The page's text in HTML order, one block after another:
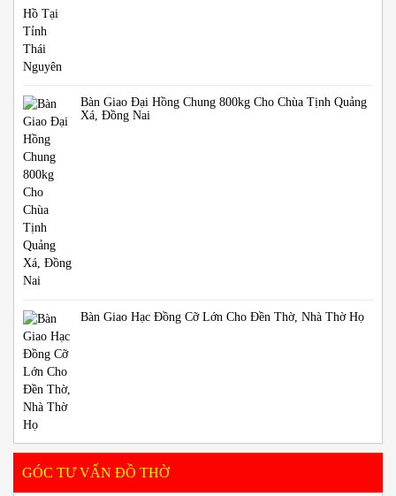
Bàn Giao Đại Hồng Chung 800kg Cho Chùa Tịnh Quảng
Xá, Đồng Nai
Bàn Giao Hạc Đồng Cỡ Lớn Cho Đền Thờ, Nhà Thờ Họ
GÓC TƯ VẤN ĐỒ THỜ